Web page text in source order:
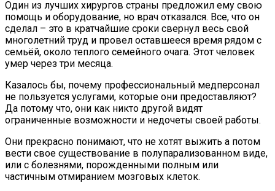
Один из лучших хирургов страны предложил ему свою
помощь и оборудование, но врач отказался. Все, что он
сделал – это в кратчайшие сроки свернул весь свой
многолетний труд и провел оставшееся время рядом с
семьёй, около теплого семейного очага. Этот человек
умер через три месяца.
Казалось бы, почему профессиональный медперсонал
не пользуется услугами, которые они предоставляют?
Да потому что, они как никто другой видят
ограниченные возможности и недочеты своей работы.
Они прекрасно понимают, что не хотят выжить а потом
вести свое существование в полупарализованном виде,
или с болезнями, порожденными полным или
частичным отмиранием мозговых клеток.